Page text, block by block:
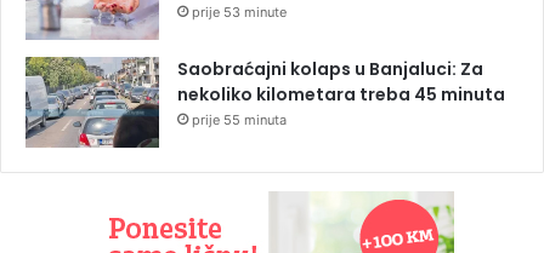
prije 53 minute
Saobraćajni kolaps u Banjaluci: Za
nekoliko kilometara treba 45 minuta
prije 55 minuta